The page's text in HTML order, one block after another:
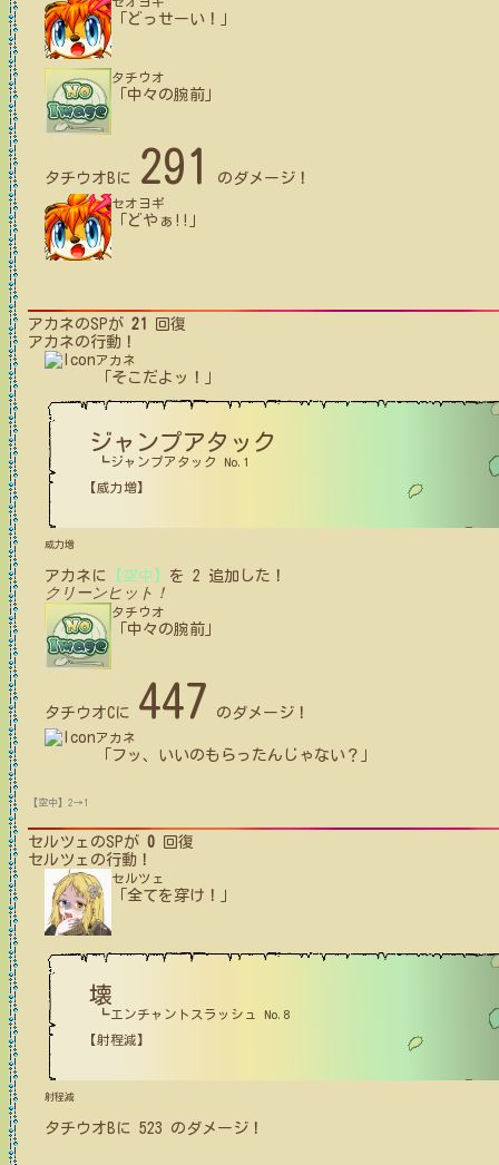
「どっせーい！」
タチウオ
「中々の腕前」
タチウオB に 291 のダメージ！
セオヨギ
「どやぁ!!」
アカネのSPが 21
回復
アカネの行動！
アカネ
「そこだよッ！」
ジャンプアタック
┗ジャンプアタック No.1
【威力増】
威力増
アカネ に 【空中】 を 2 追加した！
クリーンヒット！
タチウオ
「中々の腕前」
タチウオCに 447 のダメージ！
アカネ
「フッ、いいのもらったんじゃない？」
【空中】2→1
セルツェ のSPが 0 回復
セルツェ の行動！
セルツェ
「全てを穿け！」
壊
┗エンチャントスラッシュ No.8
【射程減】
射程減
タチウオB に 523 のダメージ！